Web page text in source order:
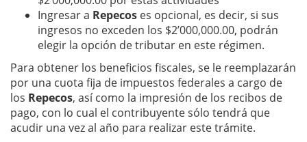
Ingresar a Repecos es opcional, es decir, si sus
ingresos no exceden los $2’000,000.00, podrán
elegir la opción de tributar en este régimen.
Para obtener los beneficios fiscales, se le reemplazarán
por una cuota fija de impuestos federales a cargo de
los Repecos, así como la impresión de los recibos de
pago, con lo cual el contribuyente sólo tendrá que
acudir una vez al año para realizar este trámite.